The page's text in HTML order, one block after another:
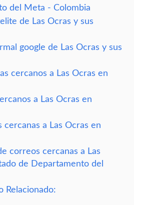
del Meta - Colombia
de Las Ocras y sus
google de Las Ocras y sus
cercanos a Las Ocras en
a Las Ocras en
cercanas a Las Ocras en
correos cercanas a Las
de Departamento del
Relacionado: